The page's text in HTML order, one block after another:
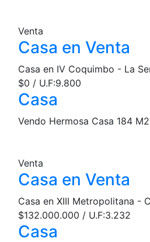
Venta
Casa en Venta
Casa en IV Coquimbo - La
$0 / U.F:9.800
Casa
Vendo Hermosa Casa 184
Venta
Casa en Venta
Casa en XIII Metropolitana -
$132.000.000 / U.F:3.232
Casa